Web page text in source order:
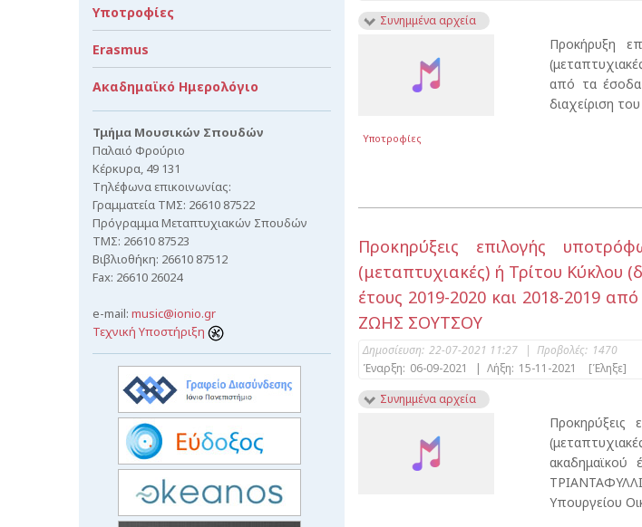
Συνημμένα αρχεία
Προκήρυξη
από τα
διαχείριση
Υποτροφίες
Προκηρύξεις επιλογής
(μεταπτυχιακές) ή Τρίτου Κύκλου
έτους 2019-2020 και 2018-2019
ΖΩΗΣ ΣΟΥΤΣΟΥ
Δημοσίευση: 22-07-2021 11:27 | Προβολές: 1470
Έναρξη: 06-09-2021 | Λήξη: 15-11-2021
[Έληξε]
Συνημμένα αρχεία
Υπουργείου
Υποτροφίες
Erasmus
Ακαδημαϊκό Ημερολόγιο
Τμήμα Μουσικών Σπουδών
Παλαιό Φρούριο
Κέρκυρα, 49 131
Τηλέφωνα επικοινωνίας:
Γραμματεία ΤΜΣ: 26610 87522
Πρόγραμμα Μεταπτυχιακών Σπουδών
ΤΜΣ: 26610 87523
Βιβλιοθήκη: 26610 87512
Fax: 26610 26024
e-mail: music@ionio.gr
Τεχνική Υποστήριξη